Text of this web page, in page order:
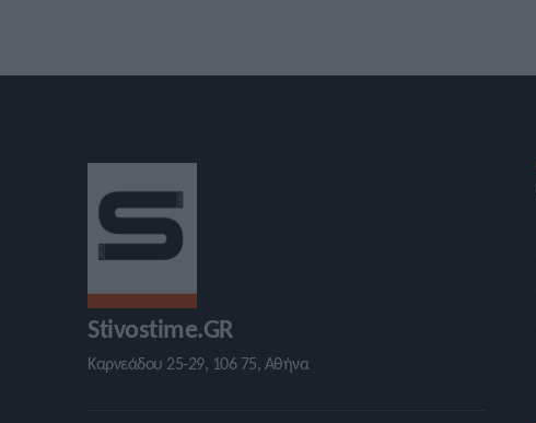
Stivostime.GR
Καρνεάδου 25-29, 106 75, Αθήνα